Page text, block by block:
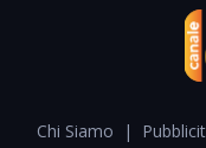
Chi Siamo |